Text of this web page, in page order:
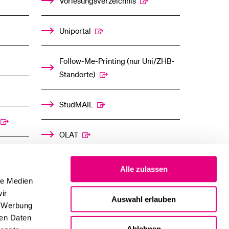
Medien
Daten
Alle zulassen
Auswahl erlauben
Uniportal
Follow-Me-Printing­ ­(nur Uni/ZHB-
Standorte)
StudMAIL
OLAT